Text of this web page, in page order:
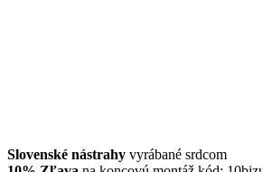
Slovenské nástrahy vyrábané srdcom